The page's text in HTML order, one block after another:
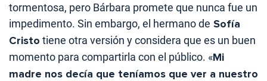
tormentosa, pero Bárbara promete que nunca fue un
impedimento. Sin embargo, el hermano de Sofía
Cristo tiene otra versión y considera que es un buen
momento para compartirla con el público. «Mi
madre nos decía que teníamos que ver a nuestro